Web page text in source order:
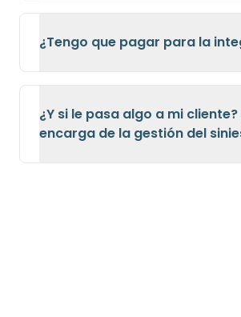
¿Tengo que pagar para la
¿Y si le pasa algo a mi cliente?
encarga de la gestión del